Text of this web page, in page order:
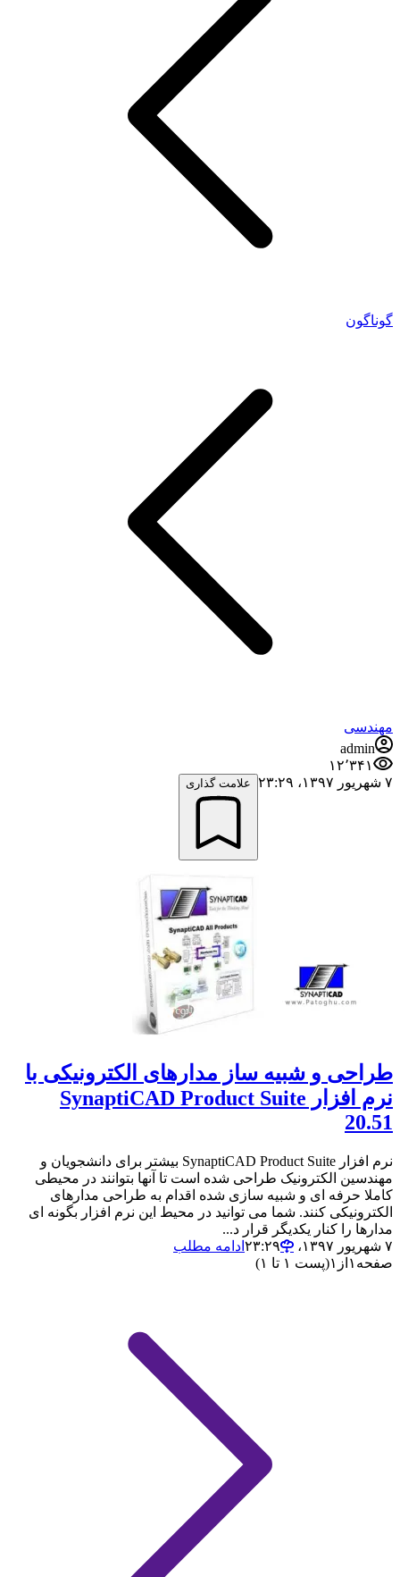
گوناگون
مهندسی
admin
۱۲٬۳۴۱
۷ شهریور ۱۳۹۷،‏ ۲۳:۲۹
علامت گذاری
طراحی و شبیه ساز مدارهای الکترونیکی با
نرم افزار SynaptiCAD Product Suite
20.51
نرم افزار SynaptiCAD Product Suite بیشتر برای دانشجویان و
مهندسین الکترونیک طراحی شده است تا آنها بتوانند در محیطی
کاملا حرفه ای و شبیه سازی شده اقدام به طراحی مدارهای
الکترونیکی کنند. شما می توانید در محیط این نرم افزار بگونه ای
مدارها را کنار یکدیگر قرار د...
۷ شهریور ۱۳۹۷،‏ ۲۳:۲۹
ادامه مطلب
صفحه ۱ از ۱(پست ۱ تا ۱)